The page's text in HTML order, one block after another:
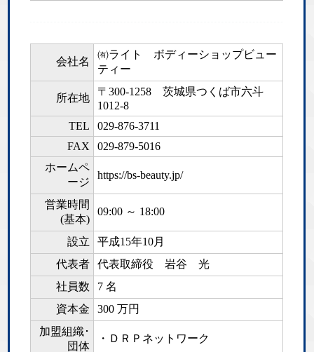
会社名
㈲ライト ボディーショップビュー
ティー
所在地
〒300-1258茨城県つくば市六斗
1012-8
TEL
029-876-3711
FAX
029-879-5016
ホームペ
ージ
https://bs-beauty.jp/
営業時間
(基本)
09:00 ～ 18:00
設立
平成15年10月
代表者
代表取締役 岩谷 光
社員数
7 名
資本金
300 万円
加盟組織･
団体
・ＤＲＰネットワーク